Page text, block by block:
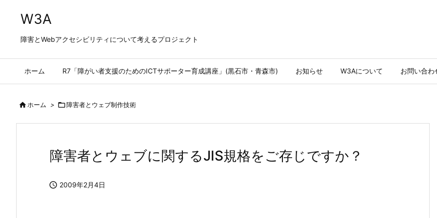
W3A
障害とWebアクセシビリティについて考えるプロジェクト
ホーム R7「障がい者支援のためのICTサポーター育成講座」(黒石市・青森市) お知らせ W3Aについて お問い合わ
ホーム > 障害者とウェブ制作技術
障害者とウェブに関するJIS規格をご存じですか？
 2009年2月4日